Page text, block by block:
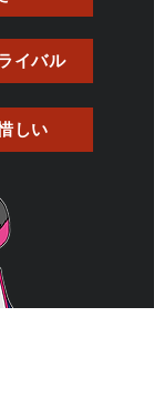
イバル
しい